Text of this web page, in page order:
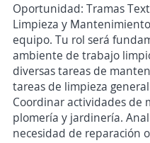
Oportunidad: Tramas
Limpieza y
equipo. Tu rol será
ambiente de trabajo
diversas tareas de
tareas de limpieza
Coordinar actividades de
plomería y jardinería.
necesidad de reparación